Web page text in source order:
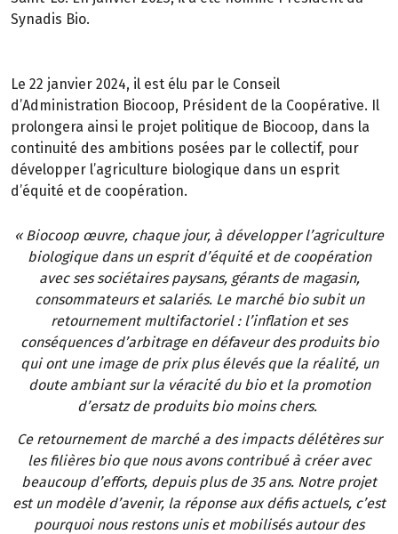
Synadis Bio.
Le 22 janvier 2024, il est élu par le Conseil
d’Administration Biocoop, Président de la Coopérative. Il
prolongera ainsi le projet politique de Biocoop, dans la
continuité des ambitions posées par le collectif, pour
développer l’agriculture biologique dans un esprit
d’équité et de coopération.
« Biocoop œuvre, chaque jour, à développer l’agriculture
biologique dans un esprit d’équité et de coopération
avec ses sociétaires paysans, gérants de magasin,
consommateurs et salariés. Le marché bio subit un
retournement multifactoriel : l’inflation et ses
conséquences d’arbitrage en défaveur des produits bio
qui ont une image de prix plus élevés que la réalité, un
doute ambiant sur la véracité du bio et la promotion
d’ersatz de produits bio moins chers.
Ce retournement de marché a des impacts délétères sur
les filières bio que nous avons contribué à créer avec
beaucoup d’efforts, depuis plus de 35 ans. Notre projet
est un modèle d’avenir, la réponse aux défis actuels, c’est
pourquoi nous restons unis et mobilisés autour des